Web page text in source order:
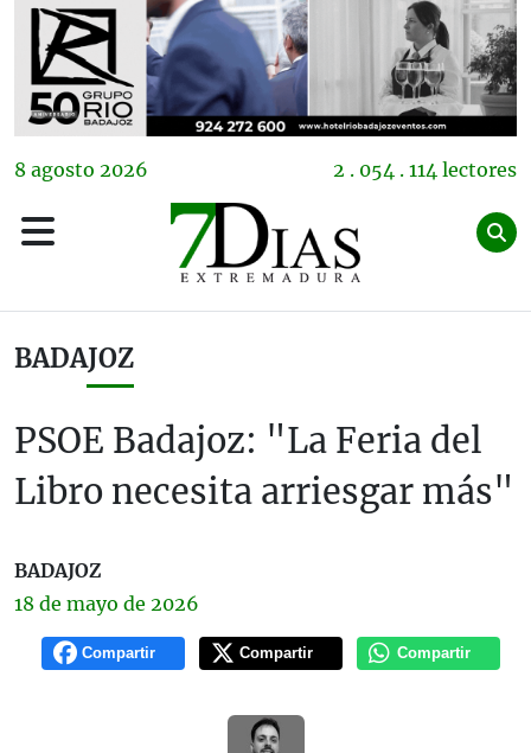
8 agosto 2026 2 . 054 . 114 lectores
BADAJOZ
PSOE Badajoz: "La Feria del
Libro necesita arriesgar más"
BADAJOZ
18 de mayo de 2026
Compartir Compartir Compartir